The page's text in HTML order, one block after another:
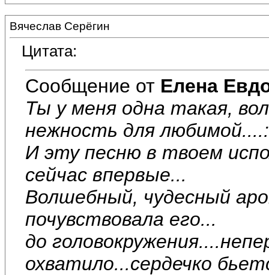
Вячеслав Серёгин
Цитата:
Сообщение от Елена
Ты у меня одна такая,
нежность для
И эту песню в твоем
сейчас впервые...
Волшебный, чудесный
почувствовала его...
до
охватило...сердечко